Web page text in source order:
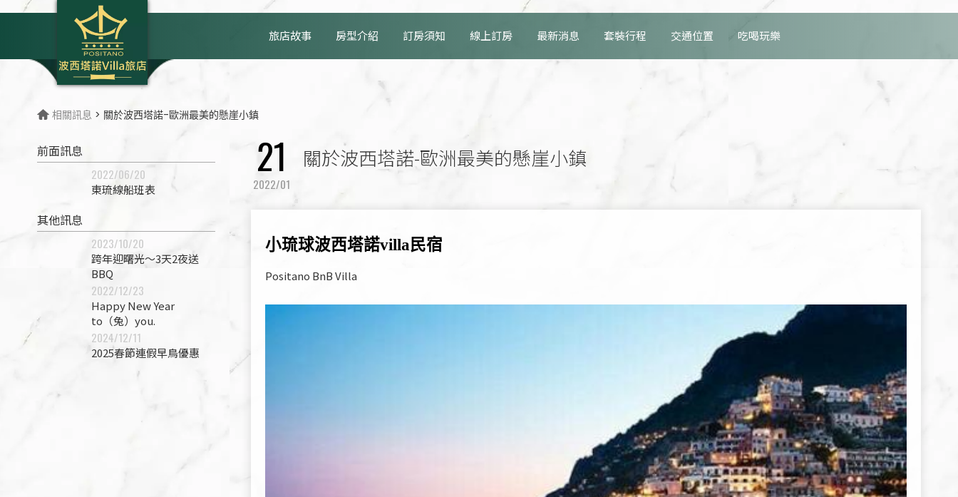
旅店故事 房型介紹 訂房須知 線上訂房 最新消息 套裝行程 交通位置 吃喝玩樂
相關訊息 > 關於波西塔諾-歐洲最美的懸崖小鎮
前面訊息
2022/06/20
東琉線船班表
其他訊息
2023/10/20
跨年迎曙光～3天2夜送
BBQ
2022/12/23
Happy New Year
to（兔）you.
2024/12/11
2025春節連假早鳥優惠
21
2022/01
關於波西塔諾-歐洲最美的懸崖小鎮
小琉球波西塔諾villa民宿
Positano BnB Villa